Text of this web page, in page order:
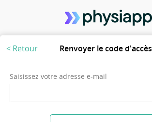
< Retour Renvoyer le code d'accès
Saisissez votre adresse e-mail